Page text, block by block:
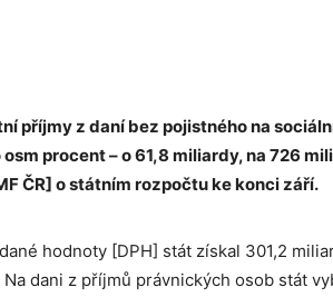
příjmy z daní bez pojistného na
procent – o61,8 miliardy, na 726
ČR] o státním rozpočtu ke konci září.
hodnoty [DPH] stát získal 301,2
dani z příjmů právnických osob stát